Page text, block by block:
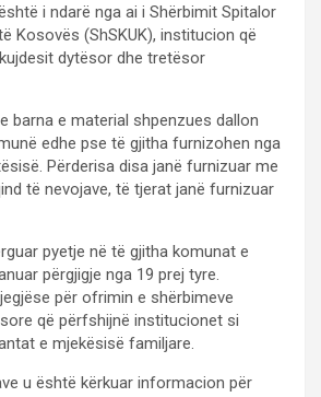
i ndarë nga ai i Shërbimit Spitalor
Kosovës (ShSKUK), institucion që
dytësor dhe tretësor
barna e material shpenzues dallon
edhe pse të gjitha furnizohen nga
Përderisa disa janë furnizuar me
të nevojave, të tjerat janë furnizuar
pyetje në të gjitha komunat e
përgjigje nga 19 prej tyre.
për ofrimin e shërbimeve
që përfshijnë institucionet si
e mjekësisë familjare.
u është kërkuar informacion për